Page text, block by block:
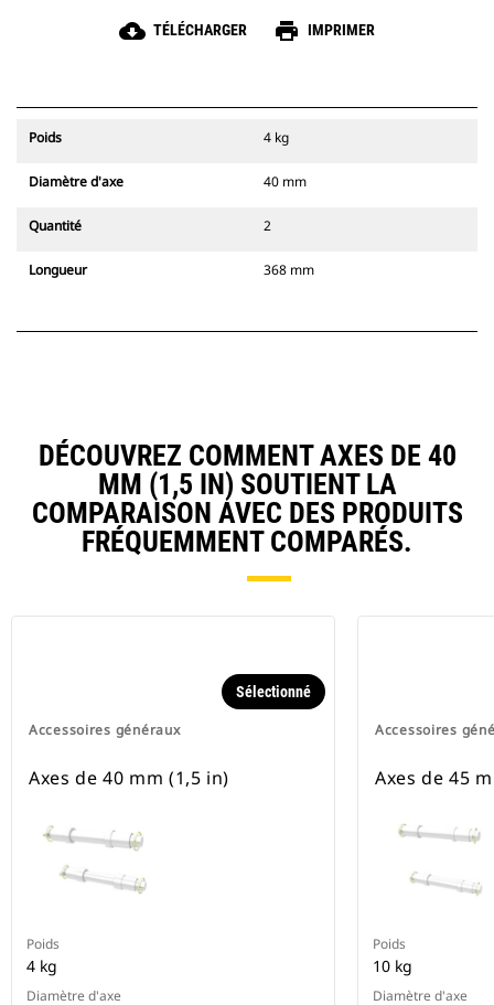
cloud_download TÉLÉCHARGER print IMPRIMER
Poids 4 kg
Diamètre d'axe 40 mm
Quantité 2
Longueur 368 mm
DÉCOUVREZ COMMENT AXES DE 40
MM (1,5 IN) SOUTIENT LA
COMPARAISON AVEC DES PRODUITS
FRÉQUEMMENT COMPARÉS.
Accessoires généraux
Sélectionné
Axes de 40 mm (1,5 in)
Poids
4 kg
Diamètre d'axe
Accessoires
Axes de 45
Poids
10 kg
Diamètre d'axe